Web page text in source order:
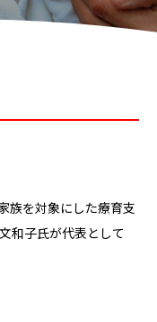
族を対象にした療育支
和子氏が代表として